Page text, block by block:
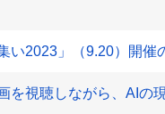
い2023」（9.20）開催
を視聴しながら、AIの